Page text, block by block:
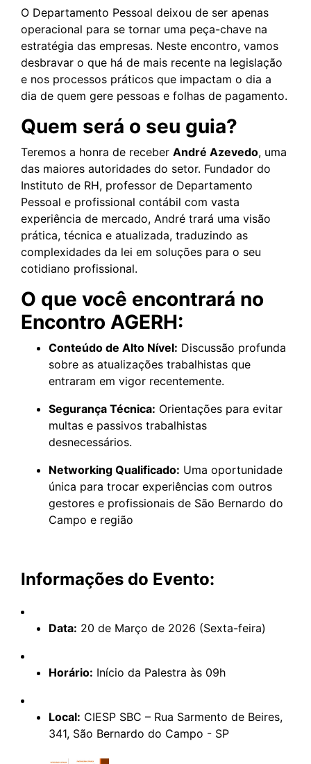
O Departamento Pessoal deixou de ser apenas
operacional para se tornar uma peça-chave na
estratégia das empresas. Neste encontro, vamos
desbravar o que há de mais recente na legislação
e nos processos práticos que impactam o dia a
dia de quem gere pessoas e folhas de pagamento.
Quem será o seu guia?
Teremos a honra de receber André Azevedo, uma
das maiores autoridades do setor. Fundador do
Instituto de RH, professor de Departamento
Pessoal e profissional contábil com vasta
experiência de mercado, André trará uma visão
prática, técnica e atualizada, traduzindo as
complexidades da lei em soluções para o seu
cotidiano profissional.
O que você encontrará no
Encontro AGERH:
Conteúdo de Alto Nível: Discussão profunda
sobre as atualizações trabalhistas que
entraram em vigor recentemente.
Segurança Técnica: Orientações para evitar
multas e passivos trabalhistas
desnecessários.
Networking Qualificado: Uma oportunidade
única para trocar experiências com outros
gestores e profissionais de São Bernardo do
Campo e região
Informações do Evento:
Data: 20 de Março de 2026 (Sexta-feira)
Horário: Início da Palestra às 09h
Local: CIESP SBC – Rua Sarmento de Beires,
341, São Bernardo do Campo - SP